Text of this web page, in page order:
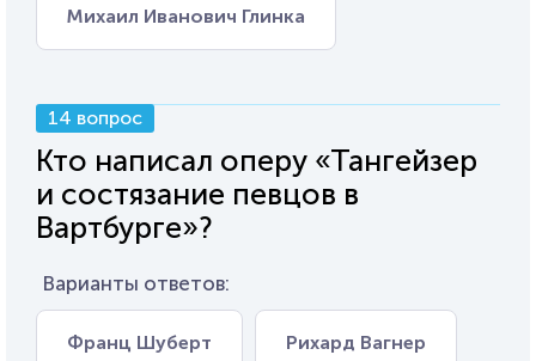
Михаил Иванович Глинка
14 вопрос
Кто написал оперу «Тангейзер
и состязание певцов в
Вартбурге»?
Варианты ответов:
Франц Шуберт Рихард Вагнер